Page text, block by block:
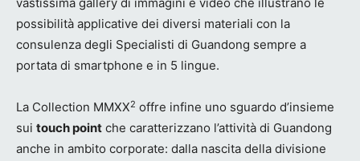
vastissima gallery di immagini e video che illustrano le
possibilità applicative dei diversi materiali con la
consulenza degli Specialisti di Guandong sempre a
portata di smartphone e in 5 lingue.
La Collection MMXX2 offre infine uno sguardo d’insieme
sui touch point che caratterizzano l’attività di Guandong
anche in ambito corporate: dalla nascita della divisione